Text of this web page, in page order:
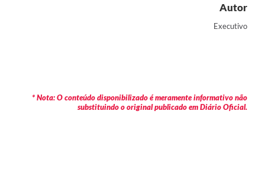
Autor
Executivo
* Nota: O conteúdo disponibilizado é meramente informativo não
substituindo o original publicado em Diário Oficial.